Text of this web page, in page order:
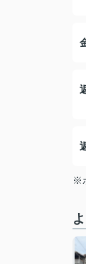
※